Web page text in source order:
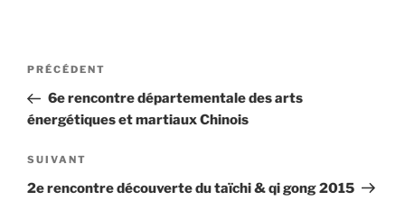
Navigation
l’article
Article
précédent
PRÉCÉDENT
6e rencontre départementale des arts
énergétiques et martiaux Chinois
Article
suivant
SUIVANT
2e rencontre découverte du taïchi & qi gong 2015